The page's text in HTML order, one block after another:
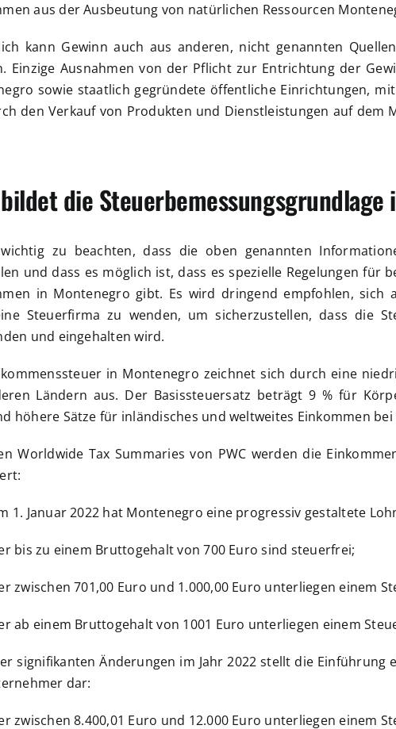
aus der Ausbeutung von natürlichen Ressourcen
kann Gewinn auch aus anderen, nicht genannten
Einzige Ausnahmen von der Pflicht zur Entrichtung der
sowie staatlich gegründete öffentliche Einrichtungen,
den Verkauf von Produkten und Dienstleistungen auf dem
die
zu beachten, dass die oben genannten
und dass es möglich ist, dass es spezielle Regelungen für
in Montenegro gibt. Es wird dringend empfohlen, sich
Steuerfirma zu wenden, um sicherzustellen, dass die
und eingehalten wird.
in Montenegro zeichnet sich durch eine
Ländern aus. Der Basissteuersatz beträgt 9 % für
höhere Sätze für inländisches und weltweites Einkommen bei
Worldwide Tax Summaries von PWC werden die
1. Januar 2022 hat Montenegro eine progressiv gestaltete
bis zu einem Bruttogehalt von 700 Euro sind steuerfrei;
zwischen 701,00 Euro und 1.000,00 Euro unterliegen einem
ab einem Bruttogehalt von 1001 Euro unterliegen einem
signifikanten Änderungen im Jahr 2022 stellt die
dar:
zwischen 8.400,01 Euro und 12.000 Euro unterliegen einem